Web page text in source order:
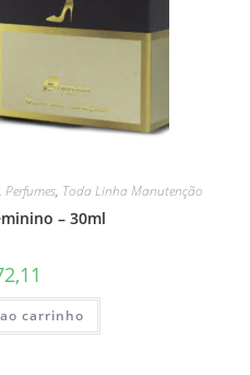
, Perfumes, Toda Linha Manutenção
– 30ml
carrinho